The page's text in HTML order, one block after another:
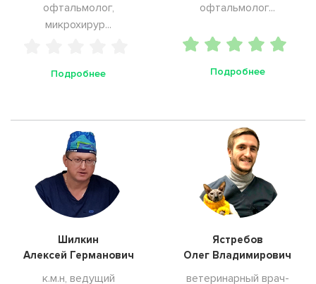
офтальмолог,
микрохирур...
Подробнее
офтальмолог...
Подробнее
Шилкин
Алексей Германович
к.м.н, ведущий
Ястребов
Олег Владимирович
ветеринарный врач-